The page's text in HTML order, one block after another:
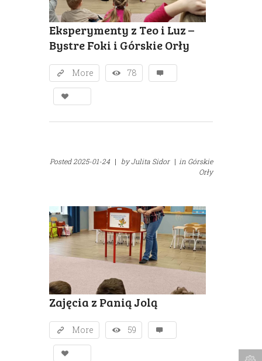
Eksperymenty z Teo i Luz –
Bystre Foki i Górskie Orły
More 78
Posted2025-01-24 | byJulita Sidor | in Górskie
Orły
Zajęcia z Panią Jolą
More 59